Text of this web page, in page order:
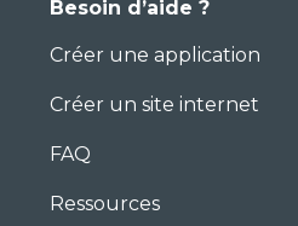
Besoin d’aide ?
Créer une application
Créer un site internet
FAQ
Ressources